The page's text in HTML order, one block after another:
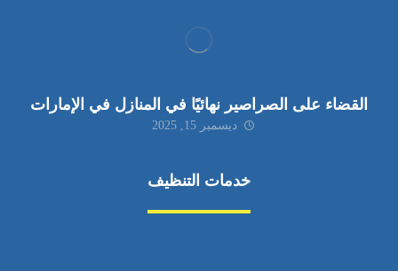
القضاء على الصراصير نهائيًا في المنازل في الإمارات
ديسمبر 15, 2025
خدمات التنظيف